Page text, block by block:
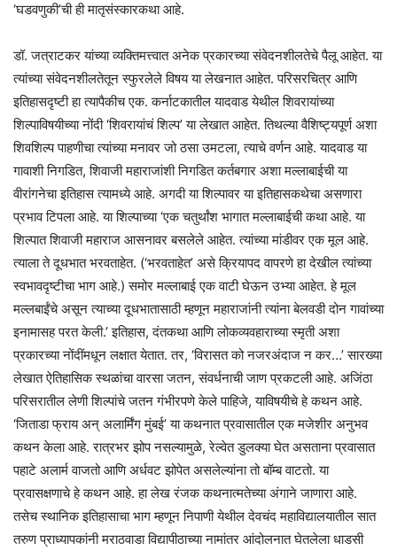
‘घडवणुकी’ची ही मातृसंस्कारकथा आहे.
डॉ. जत्राटकर यांच्या व्यक्तिमत्त्वात अनेक प्रकारच्या संवेदनशीलतेचे पैलू आहेत. या
त्यांच्या संवेदनशीलतेतून स्फुरलेले विषय या लेखनात आहेत. परिसरचित्र आणि
इतिहासदृष्टी हा त्यापैकीच एक. कर्नाटकातील यादवाड येथील शिवरायांच्या
शिल्पाविषयीच्या नोंदी ‘शिवरायांचं शिल्प’ या लेखात आहेत. तिथल्या वैशिष्ट्यपूर्ण अशा
शिवशिल्प पाहणीचा त्यांच्या मनावर जो ठसा उमटला, त्याचे वर्णन आहे. यादवाड या
गावाशी निगडित, शिवाजी महाराजांशी निगडित कर्तबगार अशा मल्लाबाईची या
वीरांगनेचा इतिहास त्यामध्ये आहे. अगदी या शिल्पावर या इतिहासकथेचा असणारा
प्रभाव टिपला आहे. या शिल्पाच्या ‘एक चतुर्थांश भागात मल्लाबाईची कथा आहे. या
शिल्पात शिवाजी महाराज आसनावर बसलेले आहेत. त्यांच्या मांडीवर एक मूल आहे.
त्याला ते दूधभात भरवताहेत. (‘भरवताहेत’ असे क्रियापद वापरणे हा देखील त्यांच्या
स्वभावदृष्टीचा भाग आहे.) समोर मल्लाबाई एक वाटी घेऊन उभ्या आहेत. हे मूल
मल्लबाईंचे असून त्याच्या दूधभातासाठी म्हणून महाराजांनी त्यांना बेलवडी दोन गावांच्या
इनामासह परत केली.’ इतिहास, दंतकथा आणि लोकव्यवहाराच्या स्मृती अशा
प्रकारच्या नोंदींमधून लक्षात येतात. तर, ‘विरासत को नजरअंदाज न कर…’ सारख्या
लेखात ऐतिहासिक स्थळांचा वारसा जतन, संवर्धनाची जाण प्रकटली आहे. अजिंठा
परिसरातील लेणी शिल्पांचे जतन गंभीरपणे केले पाहिजे, याविषयीचे हे कथन आहे.
‘जिताडा फ्राय अन् अलार्मिंग मुंबई’ या कथनात प्रवासातील एक मजेशीर अनुभव
कथन केला आहे. रात्रभर झोप नसल्यामुळे, रेल्वेत डुलक्या घेत असताना प्रवासात
पहाटे अलार्म वाजतो आणि अर्धवट झोपेत असलेल्यांना तो बॉम्ब वाटतो. या
प्रवासक्षणाचे हे कथन आहे. हा लेख रंजक कथनात्मतेच्या अंगाने जाणारा आहे.
तसेच स्थानिक इतिहासाचा भाग म्हणून निपाणी येथील देवचंद महाविद्यालयातील सात
तरुण प्राध्यापकांनी मराठवाडा विद्यापीठाच्या नामांतर आंदोलनात घेतलेला धाडसी